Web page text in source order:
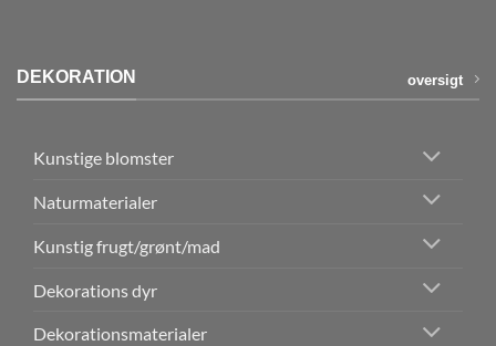
DEKORATION oversigt
Kunstige blomster
Naturmaterialer
Kunstig frugt/grønt/mad
Dekorations dyr
Dekorationsmaterialer